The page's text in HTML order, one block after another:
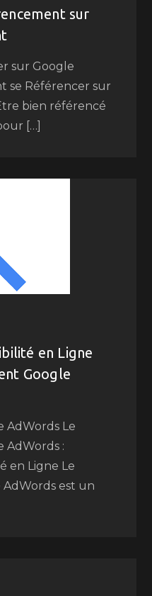
sur
sur Google
se Référencer sur
bien référencé
[…]
en Ligne
Google
AdWords Le
AdWords :
en Ligne Le
est un